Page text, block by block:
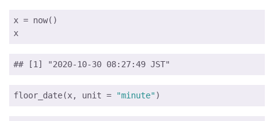
x = now()
x
## [1] "2020-10-30 08:27:49 JST"
floor_date(x, unit = "minute")